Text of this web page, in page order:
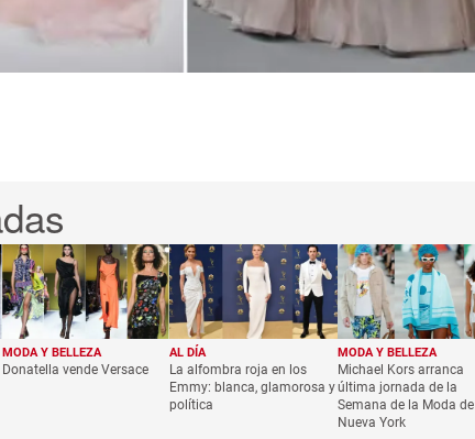
MODA Y BELLEZA
Donatella vende Versace
AL DÍA
La alfombra roja en los
Emmy: blanca, glamorosa y
política
MODA Y BELLEZA
Michael Kors arranca
última jornada de la
Semana de la Moda de
Nueva York